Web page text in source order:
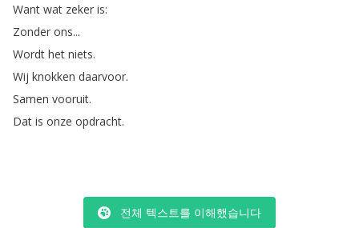
Want wat zeker is:
Zonder ons...
Wordt het niets.
Wij knokken daarvoor.
Samen vooruit.
Dat is onze opdracht.
전체 텍스트를 이해했습니다